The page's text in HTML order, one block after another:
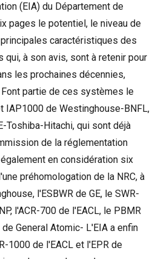
(EIA) du Département de
pages le potentiel, le niveau de
caractéristiques des
à son avis, sont à retenir pour
les prochaines décennies,
partie de ces systèmes le
IAP1000 de Westinghouse-BNFL,
Toshiba-Hitachi, qui sont déjà
de la réglementation
en considération six
préhomologation de la NRC, à
l'ESBWR de GE, le SWR-
l'ACR-700 de l'EACL, le PBMR
General Atomic- L'EIA a enfin
1000 de l'EACL et l'EPR de